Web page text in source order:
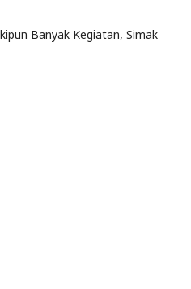
Banyak Kegiatan, Simak